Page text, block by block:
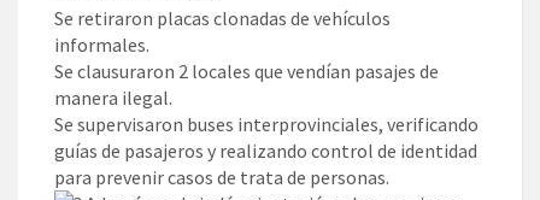
Se retiraron placas clonadas de vehículos
informales.
Se clausuraron 2 locales que vendían pasajes de
manera ilegal.
Se supervisaron buses interprovinciales, verificando
guías de pasajeros y realizando control de identidad
para prevenir casos de trata de personas.